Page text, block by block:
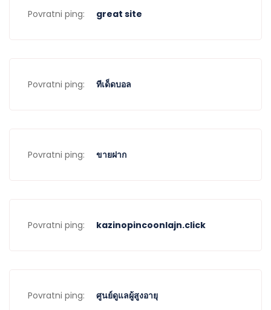
Povratni ping: great site
Povratni ping: ทีเด็ดบอล
Povratni ping: ขายฝาก
Povratni ping: kazinopincoonlajn.click
Povratni ping: ศูนย์ดูแลผู้สูงอายุ